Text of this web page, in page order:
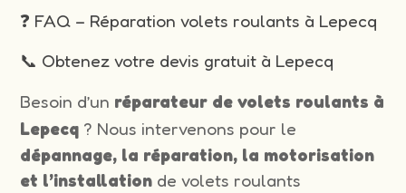
❓ FAQ – Réparation volets roulants à Lepecq
📞 Obtenez votre devis gratuit à Lepecq
Besoin d’un réparateur de volets roulants à
Lepecq ? Nous intervenons pour le
dépannage, la réparation, la motorisation
et l’installation de volets roulants